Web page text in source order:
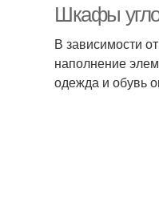
Шкафы
В зависимости
наполнение
одежда и обувь